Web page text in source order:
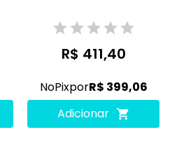
R$ 411,40
NoPixporR$ 399,06
Adicionar